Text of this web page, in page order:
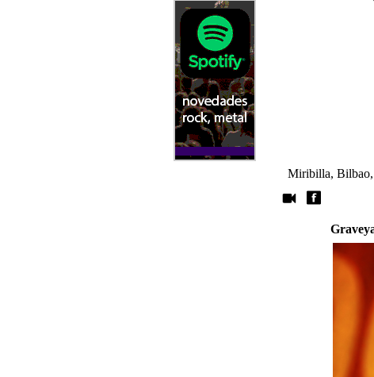
Miribilla,